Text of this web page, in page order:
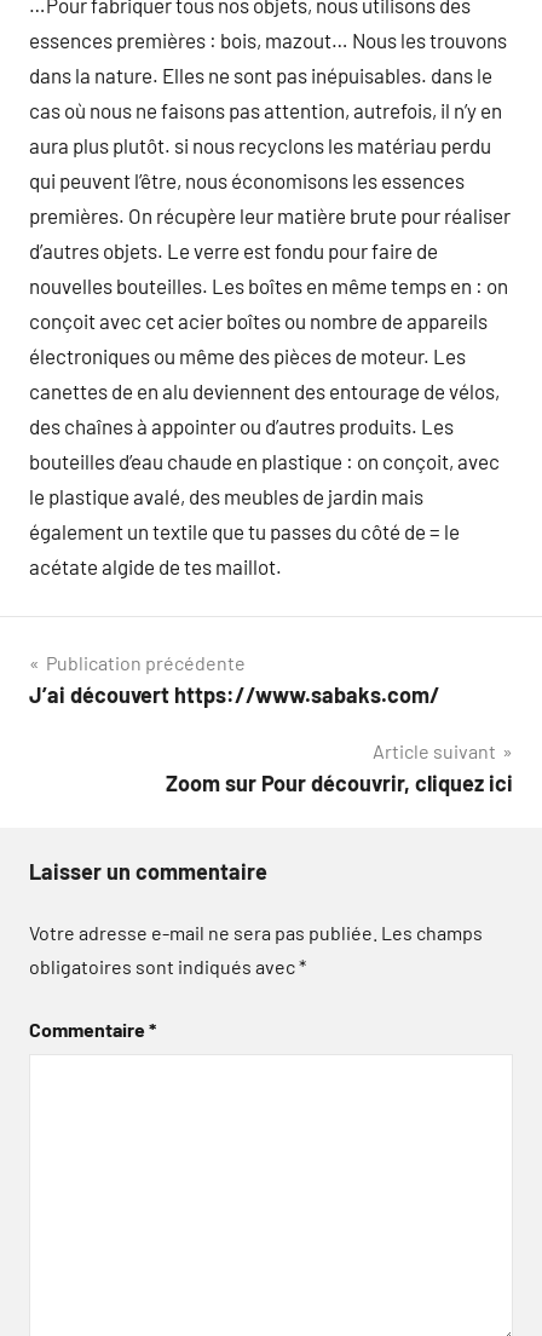
…Pour fabriquer tous nos objets, nous utilisons des
essences premières : bois, mazout… Nous les trouvons
dans la nature. Elles ne sont pas inépuisables. dans le
cas où nous ne faisons pas attention, autrefois, il n’y en
aura plus plutôt. si nous recyclons les matériau perdu
qui peuvent l’être, nous économisons les essences
premières. On récupère leur matière brute pour réaliser
d’autres objets. Le verre est fondu pour faire de
nouvelles bouteilles. Les boîtes en même temps en : on
conçoit avec cet acier boîtes ou nombre de appareils
électroniques ou même des pièces de moteur. Les
canettes de en alu deviennent des entourage de vélos,
des chaînes à appointer ou d’autres produits. Les
bouteilles d’eau chaude en plastique : on conçoit, avec
le plastique avalé, des meubles de jardin mais
également un textile que tu passes du côté de = le
acétate algide de tes maillot.
Navigation
de
Publication précédente
J’ai découvert https://www.sabaks.com/
Article suivant
Zoom sur Pour découvrir, cliquez ici
Laisser un commentaire
Votre adresse e-mail ne sera pas publiée. Les champs
obligatoires sont indiqués avec*
Commentaire*